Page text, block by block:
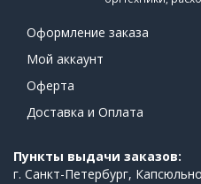
Оформление заказа
Мой аккаунт
Оферта
Доставка и Оплата
Пункты выдачи заказов:
г. Санкт-Петербург,